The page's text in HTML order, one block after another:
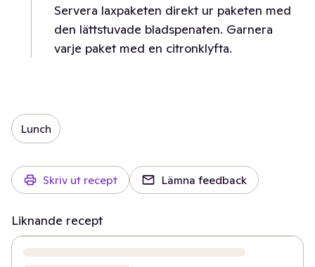
Servera laxpaketen direkt ur paketen med
den lättstuvade bladspenaten. Garnera
varje paket med en citronklyfta.
Lunch
Skriv ut recept Lämna feedback
Liknande recept